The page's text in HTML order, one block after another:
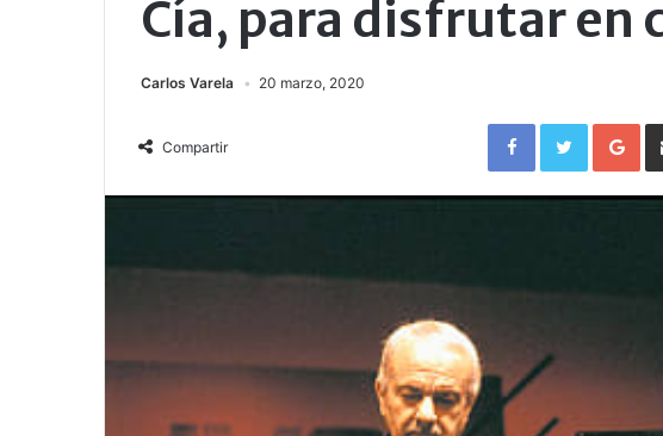
Cía, para disfrutar en
Carlos Varela 20 marzo, 2020
Compartir
FacebookTwitter